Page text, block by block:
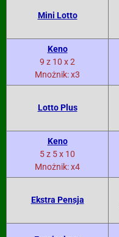
Mini Lotto
Keno
9 z 10 x 2
Mnożnik: x3
Lotto Plus
Keno
5 z 5 x 10
Mnożnik: x4
Ekstra Pensja